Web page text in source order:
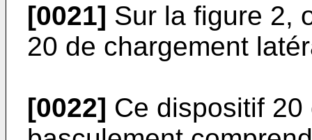
[0021] Sur la figure 2,
20 de chargement
[0022] Ce dispositif